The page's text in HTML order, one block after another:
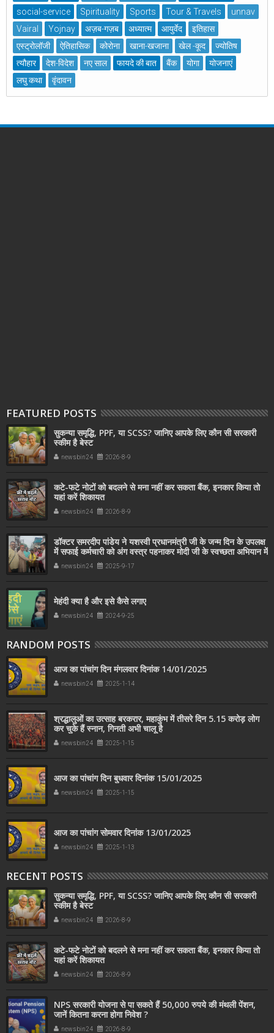
social-service
Spirituality Sports Tour & Travels
unnav
Vairal
Yojnay अज़ब-गज़ब अध्यात्म आयुर्वेद
इतिहास
एस्ट्रोलॉजी
ऐतिहासिक कोरोना खाना-खजाना खेल -कूद
ज्योतिष
त्यौहार
देश-विदेश नए साल फायदे की बात बैंक योगा
योजनाएं
लघु कथा
वृंदावन
FEATURED POSTS
सुकन्या समृद्धि, PPF, या SCSS? जानिए आपके लिए कौन सी सरकारी
स्कीम है बेस्ट
newsbin24 2026-8-9
कटे-फटे नोटों को बदलने से मना नहीं कर सकता बैंक, इनकार किया तो
यहां करें शिकायत
newsbin24 2026-8-9
डॉक्टर समरदीप पांडेय ने यशस्वी प्रधानमंत्री जी के जन्म दिन के उपलक्ष
में सफाई कर्मचारी को अंग वस्त्र पहनाकर मोदी जी के स्वच्छता अभियान में
सहयोग किया
newsbin24 2025-9-17
मेहंदी क्या है और इसे कैसे लगाए
newsbin24 2024-9-25
RANDOM POSTS
आज का पांचांग दिन मंगलवार दिनांक 14/01/2025
newsbin24 2025-1-14
श्रद्धालुओं का उत्साह बरकरार, महाकुंभ में तीसरे दिन 5.15 करोड़ लोग
कर चुके हैं स्नान, गिनती अभी चालू है
newsbin24 2025-1-15
आज का पांचांग दिन बुधवार दिनांक 15/01/2025
newsbin24 2025-1-15
आज का पांचांग सोमवार दिनांक 13/01/2025
newsbin24 2025-1-13
RECENT POSTS
सुकन्या समृद्धि, PPF, या SCSS? जानिए आपके लिए कौन सी सरकारी
स्कीम है बेस्ट
newsbin24 2026-8-9
कटे-फटे नोटों को बदलने से मना नहीं कर सकता बैंक, इनकार किया तो
यहां करें शिकायत
newsbin24 2026-8-9
NPS सरकारी योजना से पा सकते हैं 50,000 रुपये की मंथली पेंशन,
जानें कितना करना होगा निवेश ?
newsbin24 2026-8-9